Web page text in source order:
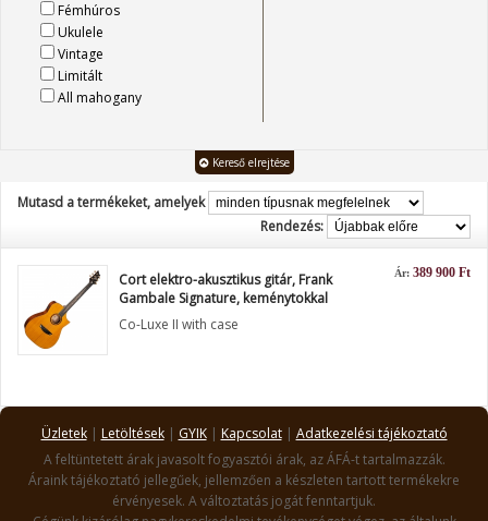
Fémhúros
Ukulele
Vintage
Limitált
All mahogany
Kereső elrejtése
Mutasd a termékeket, amelyek
Rendezés:
Ár: 389 900 Ft
Cort elektro-akusztikus gitár, Frank
Gambale Signature, keménytokkal
Co-Luxe II with case
Üzletek| Letöltések| GYIK| Kapcsolat| Adatkezelési tájékoztató
A feltüntetett árak javasolt fogyasztói árak, az ÁFÁ-t tartalmazzák.
Áraink tájékoztató jellegűek, jellemzően a készleten tartott termékekre
érvényesek. A változtatás jogát fenntartjuk.